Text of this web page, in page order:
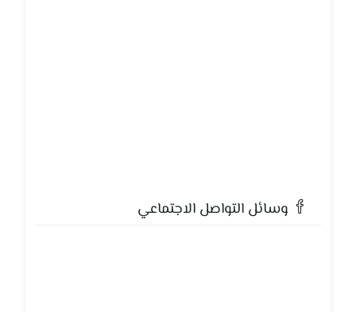
وسائل التواصل الاجتماعي